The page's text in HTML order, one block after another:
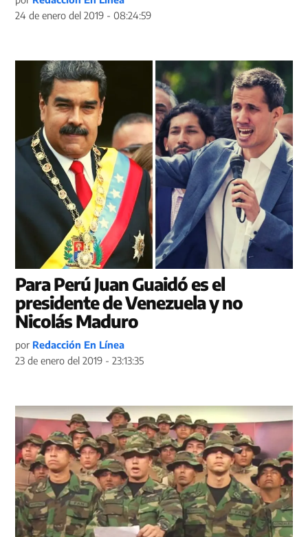
24 de enero del 2019 - 08:24:59
Para Perú Juan Guaidó es el
presidente de Venezuela y no
Nicolás Maduro
por Redacción En Línea
23 de enero del 2019 - 23:13:35